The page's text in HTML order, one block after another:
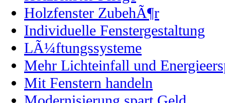
Holzfenster ZubehÃ¶r
Individuelle Fenstergestaltung
LÃ¼ftungssysteme
Mehr Lichteinfall und
Mit Fenstern handeln